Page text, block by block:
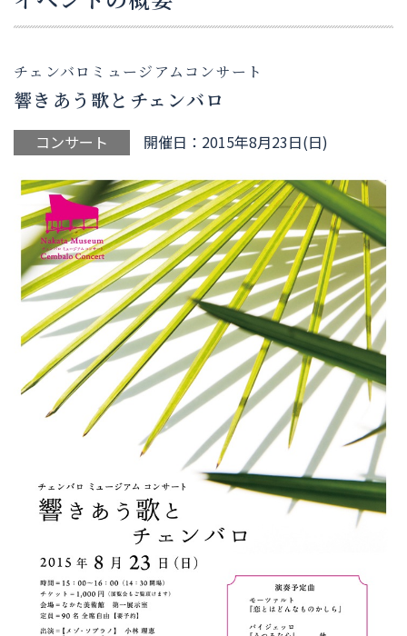
チェンバロミュージアムコンサート
響きあう歌とチェンバロ
コンサート 開催日：2015年8月23日(日)